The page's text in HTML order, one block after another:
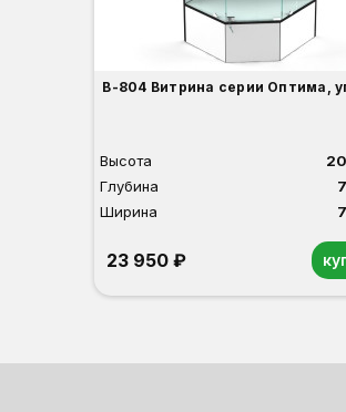
В-804 Витрина серии Оптима,
Высота
Глубина
Ширина
23 950 ₽